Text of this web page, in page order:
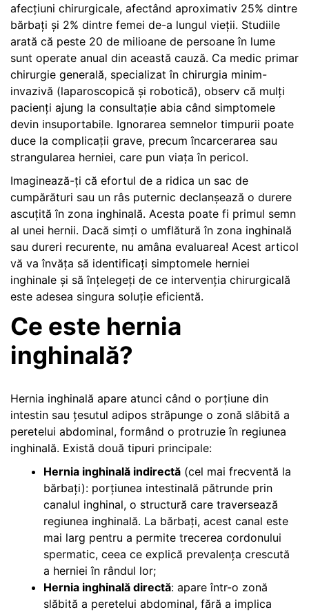
afecțiuni chirurgicale, afectând aproximativ 25% dintre
bărbați și 2% dintre femei de-a lungul vieții. Studiile
arată că peste 20 de milioane de persoane în lume
sunt operate anual din această cauză. Ca medic primar
chirurgie generală, specializat în chirurgia minim-
invazivă (laparoscopică și robotică), observ că mulți
pacienți ajung la consultație abia când simptomele
devin insuportabile. Ignorarea semnelor timpurii poate
duce la complicații grave, precum încarcerarea sau
strangularea herniei, care pun viața în pericol.
Imaginează-ți că efortul de a ridica un sac de
cumpărături sau un râs puternic declanșează o durere
ascuțită în zona inghinală. Acesta poate fi primul semn
al unei hernii. Dacă simți o umflătură în zona inghinală
sau dureri recurente, nu amâna evaluarea! Acest articol
vă va învăța să identificați simptomele herniei
inghinale și să înțelegeți de ce intervenția chirurgicală
este adesea singura soluție eficientă.
Ce este hernia
inghinală?
Hernia inghinală apare atunci când o porțiune din
intestin sau țesutul adipos străpunge o zonă slăbită a
peretelui abdominal, formând o protruzie în regiunea
inghinală. Există două tipuri principale:
Hernia inghinală indirectă (cel mai frecventă la
bărbați): porțiunea intestinală pătrunde prin
canalul inghinal, o structură care traversează
regiunea inghinală. La bărbați, acest canal este
mai larg pentru a permite trecerea cordonului
spermatic, ceea ce explică prevalența crescută
a herniei în rândul lor;
Hernia inghinală directă: apare într-o zonă
slăbită a peretelui abdominal, fără a implica